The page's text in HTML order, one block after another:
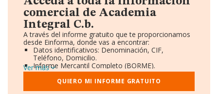
comercial de Academia
Integral C.b.
A través del informe gratuito que te proporcionamos
desde Einforma, donde vas a encontrar:
Datos identificativos: Denominación, CIF,
Teléfono, Domicilio.
Informe Mercantil Completo (BORME).
Gráficos de Evolución Ventas y Empleados.
Consejo de Administración y Administradores.
Directivos y Ejecutivos.
Ver más
QUIERO MI INFORME GRATUITO